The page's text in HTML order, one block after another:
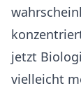
jetzt
vielleicht